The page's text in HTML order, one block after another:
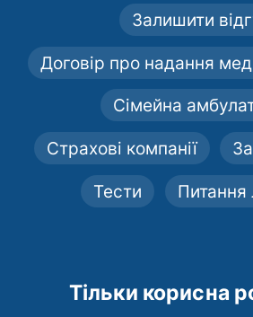
Залишити
Договір про надання
Сімейна
Страхові компанії
Тести Питання
Тільки корисна